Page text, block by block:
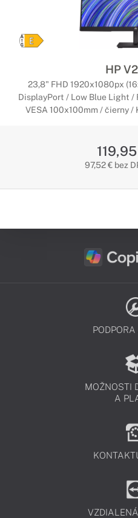
HP
23,8" FHD 1920x1080px
DisplayPort / Low Blue Light /
VESA 100x100mm / čierny /
97,52 € bez
MOŽNOSTI
A